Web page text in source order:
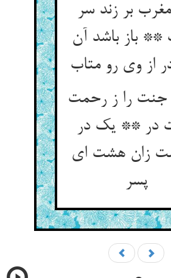
بر زند سر
** باز باشد آن
از وی رو متاب
را ز رحمت
در ** یک در
زان هشت ای
پسر